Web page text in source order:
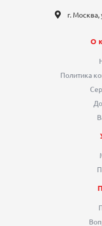
г. Москва,
О
Политика